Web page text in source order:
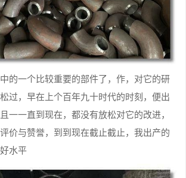
的一个比较重要的部件了，作，对它的研
过，早在上个百年九十时代的时刻，便出
一一直到现在，都没有放松对它的改进，
价与赞誉，到到现在截止截止，我出产的
水平